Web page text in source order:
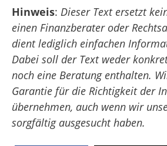
Hinweis: Dieser Text ersetzt
einen Finanzberater oder
dient lediglich einfachen
Dabei soll der Text weder
noch eine Beratung enthalten.
Garantie für die Richtigkeit der
übernehmen, auch wenn wir
sorgfältig ausgesucht haben.